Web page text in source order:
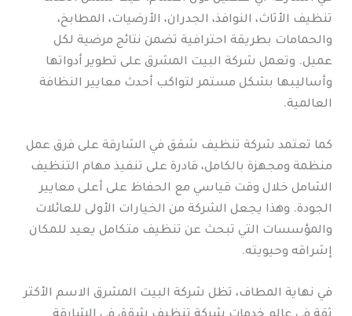
تنظيف الأثاث، النوافذ، الجدران، الأرضيات، المطابخ،
والحمامات بطريقة احترافية تضمن نتائج مرضية لكل
عميل. وتعمل شركة البيت المشرق على تطوير أدواتها
وأساليبها بشكل مستمر لتواكب أحدث معايير النظافة
العالمية.
كما تعتمد شركة تنظيف شقق في الشارقة على فرق عمل
منظمة ومجهزة بالكامل، قادرة على تنفيذ مهام التنظيف
الشامل خلال وقت قياسي مع الحفاظ على أعلى معايير
الجودة. وهذا يجعل الشركة من الخيارات الأولى للعائلات
والمؤسسات التي تبحث عن تنظيف متكامل يعيد للمكان
إشراقه وحيويته.
في نهاية المطاف، تظل شركة البيت المشرق الاسم الأكثر